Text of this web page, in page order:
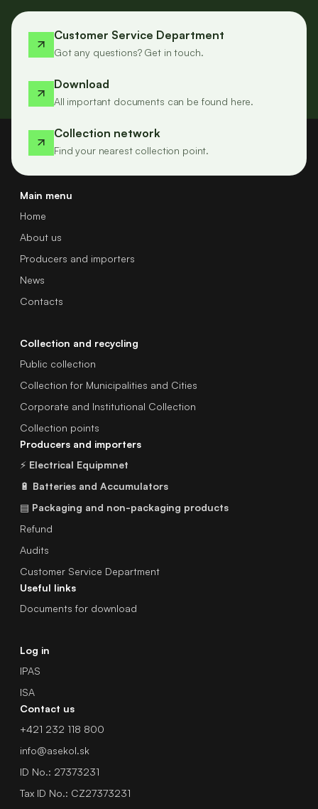
Customer Service Department
Got any questions? Get in touch.
Download
All important documents can be found here.
Collection network
Find your nearest collection point.
Main menu
Home
About us
Producers and importers
News
Contacts
Collection and recycling
Public collection
Collection for Municipalities and Cities
Corporate and Institutional Collection
Collection points
Producers and importers
⚡ Electrical Equipmnet
🔋 Batteries and Accumulators
▤ Packaging and non-packaging products
Refund
Audits
Customer Service Department
Useful links
Documents for download
Log in
IPAS
ISA
Contact us
+421 232 118 800
info@asekol.sk
ID No.: 27373231
Tax ID No.: CZ27373231